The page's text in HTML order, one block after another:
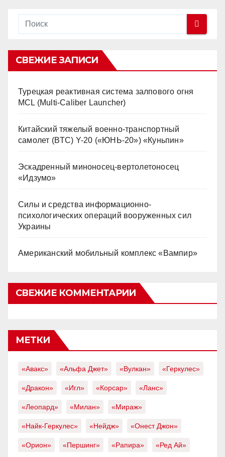
СВЕЖИЕ ЗАПИСИ
Турецкая реактивная система залпового огня
MCL (Multi-Caliber Launcher)
Китайский тяжелый военно-транспортный
самолет (BTC) Y-20 («ЮНЬ-20») «Куньпин»
Эскадренный миноносец-вертолетоносец
«Идзумо»
Силы и средства информационно-
психологических операций вооруженных сил
Украины
Американский мобильный комплекс «Вампир»
СВЕЖИЕ КОММЕНТАРИИ
МЕТКИ
«Авакс» «Альфа Джет» «Вулкан» «Геркулес»
«Дракон» «Игл» «Корсар» «Ланс»
«Леопард» «Милан» «Мираж»
«Найк-Геркулес» «Нейдж» «Онест Джон»
«Орион» «Першинг» «Рапира» «Ред Ай»